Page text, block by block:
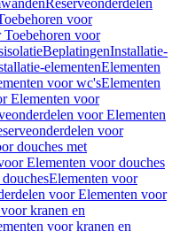
Reserveonderdelen
voor
Toebehoren voor
BeplatingenInstallatie-
elementenElementen
voor wc'sElementen
Elementen voor
voor Elementen
voor
douches met
Elementen voor douches
Elementen voor
voor Elementen voor
kranen en
voor kranen en